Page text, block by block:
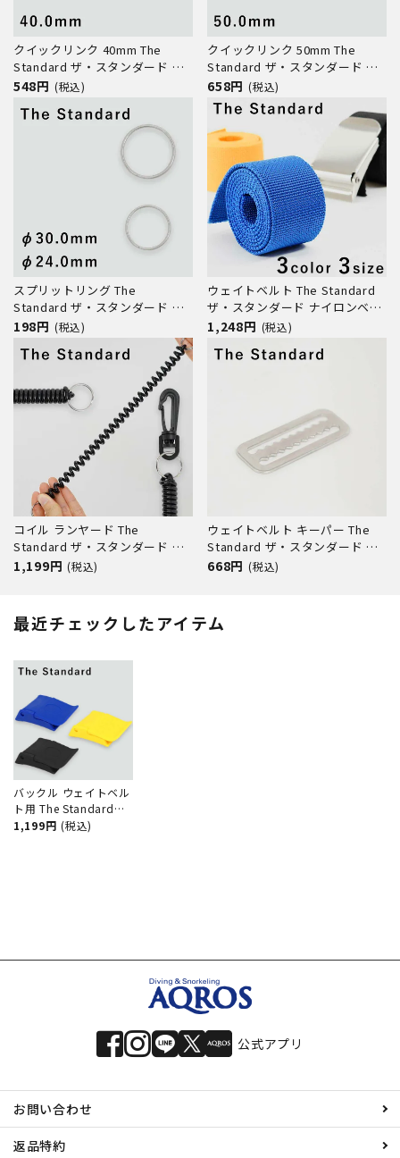
クイックリンク 40mm The
Standard ザ・スタンダード ダ
イビング アクセサリー パーツ
548円 (税込)
クイックリンク 50mm The
Standard ザ・スタンダード ダ
イビング アクセサリー パーツ
ステンレス製 重器材
658円 (税込)
スプリットリング The
Standard ザ・スタンダード ダ
イビング アクセサリー パーツ
ステンレス製 重器材
198円 (税込)
ウェイトベルト The Standard
ザ・スタンダード ナイロンベル
ト ナイロン ベルト ダイビング
1,248円 (税込)
コイル ランヤード The
Standard ザ・スタンダード プ
ラスチック スイベル ダイビング
1,199円 (税込)
ウェイトベルト キーパー The
Standard ザ・スタンダード ス
テンレス ダイビング アクセサリ
668円 (税込)
最近チェックしたアイテム
バックル ウェイトベル
ト用 The Standard
ザ・スタンダード 軽量
1,199円 (税込)
公式アプリ
お問い合わせ
返品特約